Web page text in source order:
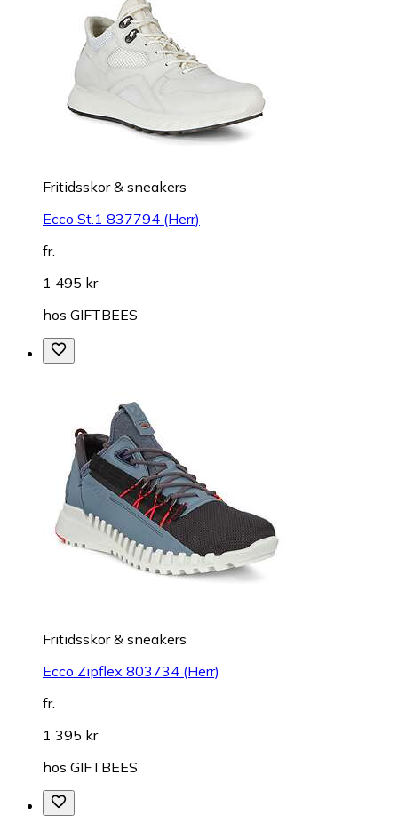
Fritidsskor & sneakers
Ecco St.1 837794 (Herr)
fr.
1 495 kr
hos GIFTBEES
Fritidsskor & sneakers
Ecco Zipflex 803734 (Herr)
fr.
1 395 kr
hos GIFTBEES